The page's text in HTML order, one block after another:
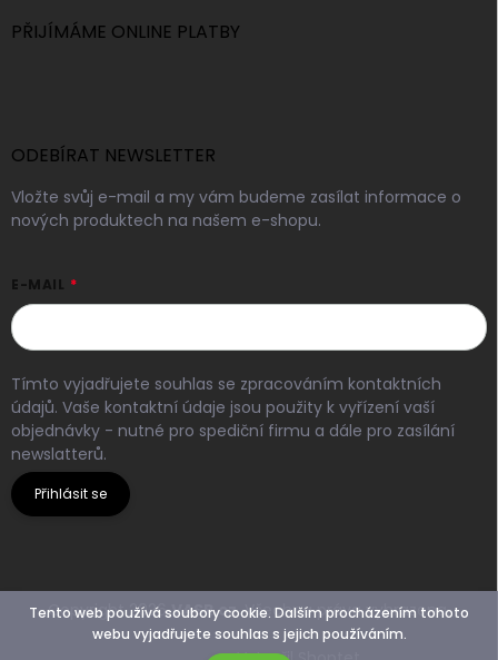
Tento web používá soubory cookie. Dalším procházením tohoto
webu vyjadřujete souhlas s jejich používáním.
PŘIJÍMÁME ONLINE PLATBY
ODEBÍRAT NEWSLETTER
Vložte svůj e-mail a my vám budeme zasílat informace o
nových produktech na našem e-shopu.
E-MAIL
Tímto vyjadřujete souhlas se zpracováním kontaktních
údajů. Vaše kontaktní údaje jsou použity k vyřízení vaší
objednávky - nutné pro spediční firmu a dále pro zasílání
newslatterů.
Přihlásit se
Copyright 2026VASR.cz. Všechna práva vyhrazena.